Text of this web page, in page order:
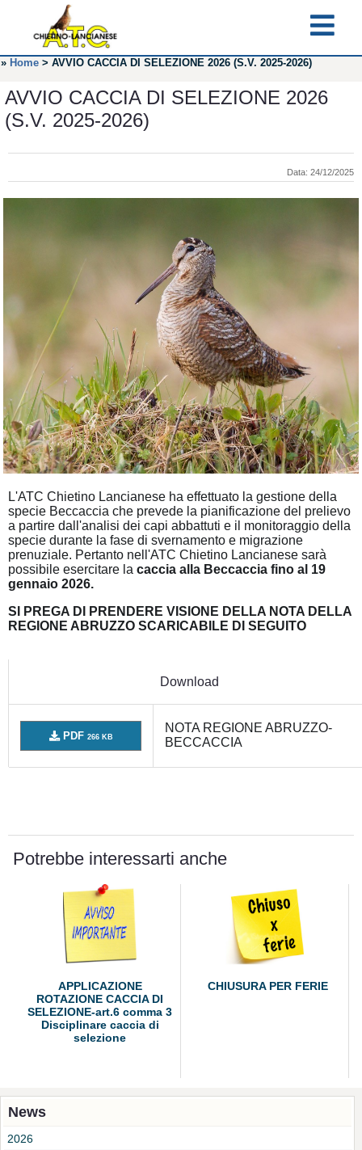
» Home > AVVIO CACCIA DI SELEZIONE 2026 (S.V. 2025-2026)
AVVIO CACCIA DI SELEZIONE 2026
(S.V. 2025-2026)
Data: 24/12/2025
L'ATC Chietino Lancianese ha effettuato la gestione della
specie Beccaccia che prevede la pianificazione del prelievo
a partire dall'analisi dei capi abbattuti e il monitoraggio della
specie durante la fase di svernamento e migrazione
prenuziale. Pertanto nell'ATC Chietino Lancianese sarà
possibile esercitare la caccia alla Beccaccia fino al 19
gennaio 2026.
SI PREGA DI PRENDERE VISIONE DELLA NOTA DELLA
REGIONE ABRUZZO SCARICABILE DI SEGUITO
Download
PDF 266 KB
NOTA REGIONE ABRUZZO-
BECCACCIA
Potrebbe interessarti anche
APPLICAZIONE
ROTAZIONE CACCIA DI
SELEZIONE-art.6 comma 3
Disciplinare caccia di
selezione
CHIUSURA PER FERIE
News
2026